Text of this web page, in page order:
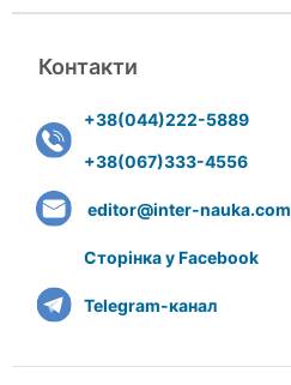
Контакти
+38(044)222-5889
+38(067)333-4556
editor@inter-nauka.com
Сторінка у Facebook
Telegram-канал